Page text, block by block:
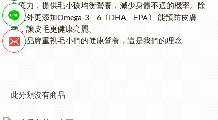
免疫力，提供毛小孩均衡營養，減少身體不適的機率。除
此之外更添加Omega-3、6〔DHA、EPA〕 能預防皮膚
病，讓皮毛更健康亮麗。
威仕品牌重視毛小們的健康營養，這是我們的理念
此分類沒有商品